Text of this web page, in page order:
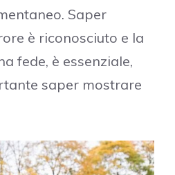
Saper
è riconosciuto e la
fede, è essenziale,
saper mostrare